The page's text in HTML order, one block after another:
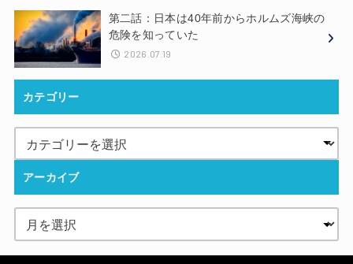
第二話：日本は40年前からホルムズ海峡の
危険を知っていた
2026.07.19
カテゴリー
アーカイブ